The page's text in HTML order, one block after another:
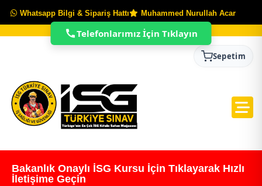
Whatsapp Bilgi & Sipariş Hattı Muhammed Nurullah Acar
Sepetim
Bakanlık Onaylı İSG Kursu İçin Tıklayarak Hızlı
İletişime Geçin
Telefonlarımız İçin Tıklayın